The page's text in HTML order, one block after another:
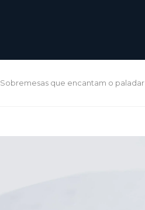
Sobremesas que encantam o paladar